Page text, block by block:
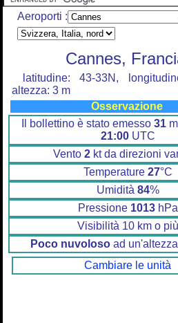
Aeroporti :
Cannes,
latitudine: 43-33N,
altezza: 3 m
Osservazione
Il bollettino è stato emesso 31
21:00UTC
Vento 2kt da direzioni
Temperature 27°C
Umidità 84%
Pressione 1013hPa
Visibilità 10 km o più
Poco nuvolosoad
Cambiare le unità